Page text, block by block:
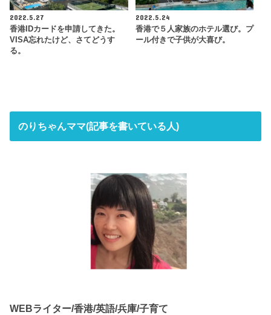
2022.5.27
香港IDカードを申請してきた。
VISA忘れたけど、さてどうす
る。
2022.5.24
香港で５人家族のホテル選び。プ
ール付きで子供が大喜び。
のりちゃんママ(記事を書いている人)
WEBライター/香港/英語/兵庫/子育て